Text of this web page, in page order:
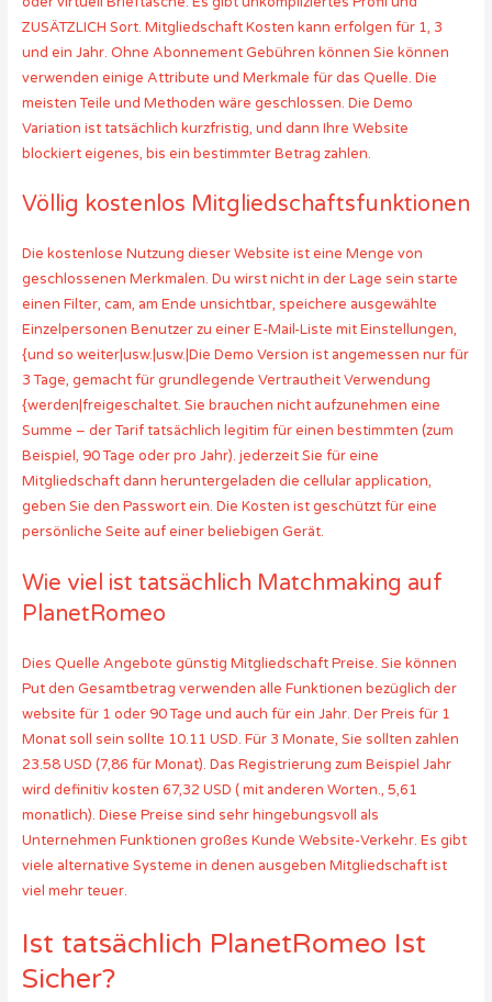
ZUSÄTZLICH Sort. Mitgliedschaft Kosten kann erfolgen für 1, 3
und ein Jahr. Ohne Abonnement Gebühren können Sie können
verwenden einige Attribute und Merkmale für das Quelle. Die
meisten Teile und Methoden wäre geschlossen. Die Demo
Variation ist tatsächlich kurzfristig, und dann Ihre Website
blockiert eigenes, bis ein bestimmter Betrag zahlen.
Völlig kostenlos Mitgliedschaftsfunktionen
Die kostenlose Nutzung dieser Website ist eine Menge von
geschlossenen Merkmalen. Du wirst nicht in der Lage sein starte
einen Filter, cam, am Ende unsichtbar, speichere ausgewählte
Einzelpersonen Benutzer zu einer E-Mail-Liste mit Einstellungen,
{und so weiter|usw.|usw.|Die Demo Version ist angemessen nur für
3 Tage, gemacht für grundlegende Vertrautheit Verwendung
{werden|freigeschaltet. Sie brauchen nicht aufzunehmen eine
Summe – der Tarif tatsächlich legitim für einen bestimmten (zum
Beispiel, 90 Tage oder pro Jahr). jederzeit Sie für eine
Mitgliedschaft dann heruntergeladen die cellular application,
geben Sie den Passwort ein. Die Kosten ist geschützt für eine
persönliche Seite auf einer beliebigen Gerät.
Wie viel ist tatsächlich Matchmaking auf
PlanetRomeo
Dies Quelle Angebote günstig Mitgliedschaft Preise. Sie können
Put den Gesamtbetrag verwenden alle Funktionen bezüglich der
website für 1 oder 90 Tage und auch für ein Jahr. Der Preis für 1
Monat soll sein sollte 10.11 USD. Für 3 Monate, Sie sollten zahlen
23.58 USD (7,86 für Monat). Das Registrierung zum Beispiel Jahr
wird definitiv kosten 67,32 USD ( mit anderen Worten., 5,61
monatlich). Diese Preise sind sehr hingebungsvoll als
Unternehmen Funktionen großes Kunde Website-Verkehr. Es gibt
viele alternative Systeme in denen ausgeben Mitgliedschaft ist
viel mehr teuer.
Ist tatsächlich PlanetRomeo Ist
Sicher?